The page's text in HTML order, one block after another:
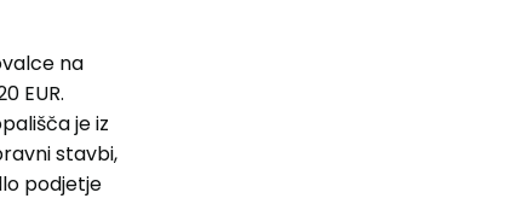
na
EUR.
je iz
stavbi,
podjetje